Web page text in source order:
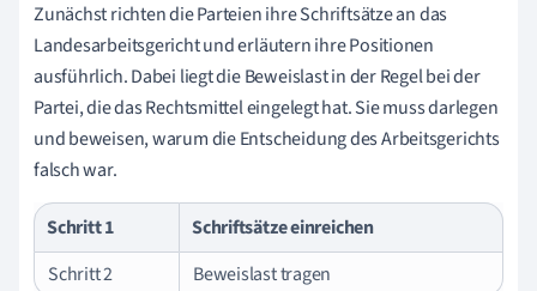
Zunächst richten die Parteien ihre Schriftsätze an das
Landesarbeitsgericht und erläutern ihre Positionen
ausführlich. Dabei liegt die Beweislast in der Regel bei der
Partei, die das Rechtsmittel eingelegt hat. Sie muss darlegen
und beweisen, warum die Entscheidung des Arbeitsgerichts
falsch war.
Schritt 1
Schriftsätze einreichen
Schritt 2
Beweislast tragen